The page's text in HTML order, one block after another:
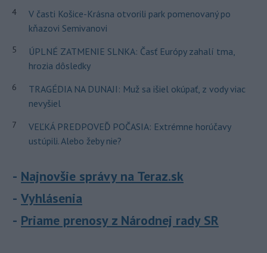
4
V časti Košice-Krásna otvorili park pomenovaný po
kňazovi Semivanovi
5
ÚPLNÉ ZATMENIE SLNKA: Časť Európy zahalí tma,
hrozia dôsledky
6
TRAGÉDIA NA DUNAJI: Muž sa išiel okúpať, z vody viac
nevyšiel
7
VEĽKÁ PREDPOVEĎ POČASIA: Extrémne horúčavy
ustúpili. Alebo žeby nie?
Najnovšie správy na Teraz.sk
Vyhlásenia
Priame prenosy z Národnej rady SR